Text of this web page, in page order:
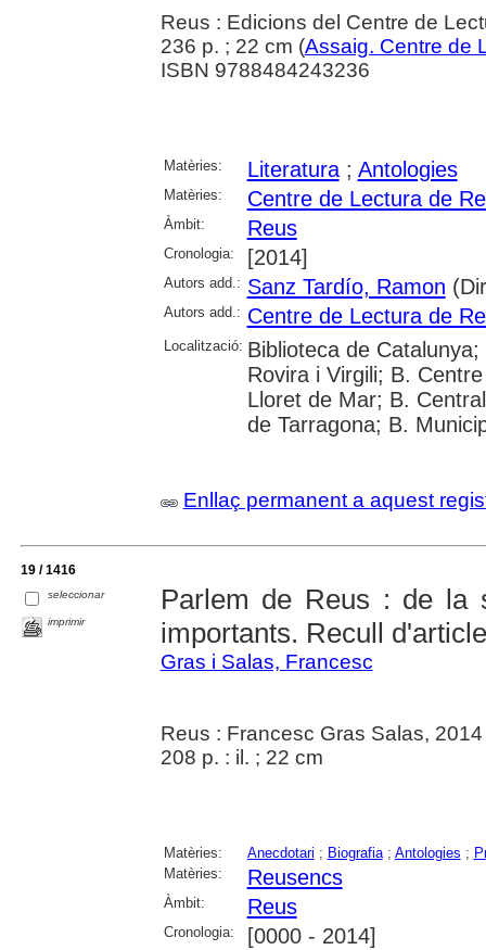
Reus : Edicions del Centre de
236 p. ; 22 cm (Assaig. Centre de
ISBN 9788484243236
Matèries: Literatura; Antologies
Matèries: Centre de Lectura de
Àmbit: Reus
Cronologia: [2014]
Autors add.: Sanz Tardío, Ramon
Autors add.: Centre de Lectura de
Localització: Biblioteca de
Rovira i Virgili; B.
Lloret de Mar; B.
de Tarragona; B.
Enllaç permanent a aquest
19 / 1416
seleccionar
imprimir
Parlem de Reus : de la
importants. Recull
Gras i Salas, Francesc
Reus : Francesc Gras Salas, 2014
208 p. : il. ; 22 cm
Matèries: Anecdotari ; Biografia; Antologies ;
Matèries:
Reusencs
Àmbit: Reus
Cronologia: [0000 - 2014]